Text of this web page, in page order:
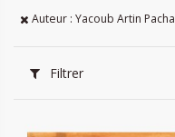
Auteur : Yacoub Artin Pacha
Filtrer